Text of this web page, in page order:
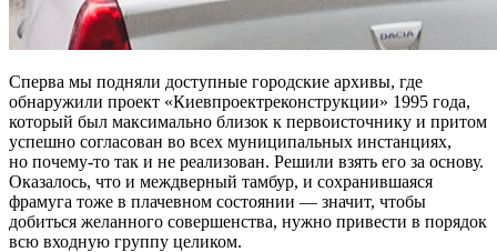
Сперва мы подняли доступные городские архивы, где
обнаружили проект «Киевпроектреконструкции» 1995 года,
который был максимально близок к первоисточнику и притом
успешно согласован во всех муниципальных инстанциях,
но почему-то так и не реализован. Решили взять его за основу.
Оказалось, что и междверный тамбур, и сохранившаяся
фрамуга тоже в плачевном состоянии — значит, чтобы
добиться желанного совершенства, нужно привести в порядок
всю входную группу целиком.